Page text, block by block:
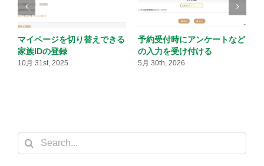
マイページを切り替えできる
家族IDの登録
10月 31st, 2025
予約受付時にアンケートなど
の入力を受け付ける
5月 30th, 2026
Search
for: